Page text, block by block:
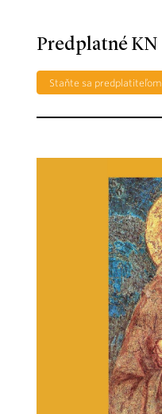
Predplatné KN
Staňte sa predplatiteľom